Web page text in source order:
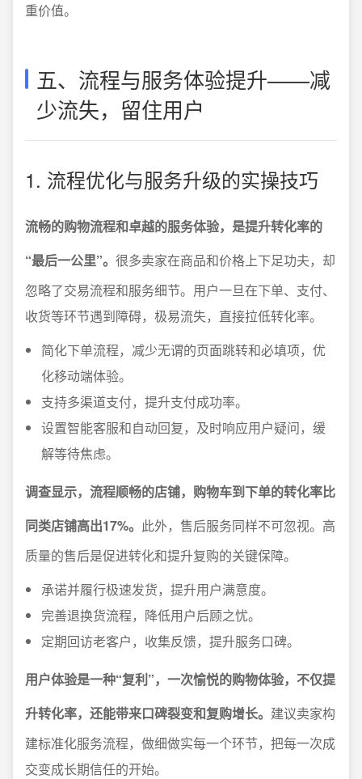
重价值。
五、流程与服务体验提升——减
少流失，留住用户
1. 流程优化与服务升级的实操技巧
流畅的购物流程和卓越的服务体验，是提升转化率的
“最后一公里”。 很多卖家在商品和价格上下足功夫，却
忽略了交易流程和服务细节。用户一旦在下单、支付、
收货等环节遇到障碍，极易流失，直接拉低转化率。
简化下单流程，减少无谓的页面跳转和必填项，优
化移动端体验。
支持多渠道支付，提升支付成功率。
设置智能客服和自动回复，及时响应用户疑问，缓
解等待焦虑。
调查显示，流程顺畅的店铺，购物车到下单的转化率比
同类店铺高出17%。 此外，售后服务同样不可忽视。高
质量的售后是促进转化和提升复购的关键保障。
承诺并履行极速发货，提升用户满意度。
完善退换货流程，降低用户后顾之忧。
定期回访老客户，收集反馈，提升服务口碑。
用户体验是一种“复利”，一次愉悦的购物体验，不仅提
升转化率，还能带来口碑裂变和复购增长。 建议卖家构
建标准化服务流程，做细做实每一个环节，把每一次成
交变成长期信任的开始。